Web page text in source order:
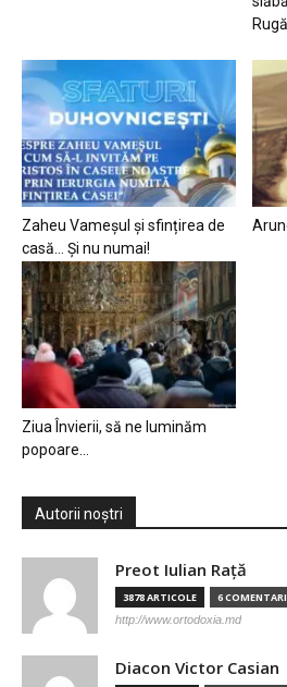
Zaheu Vameșul și sfințirea de
casă… Și nu numai!
Ziua Învierii, să ne luminăm
popoare…
Autorii noștri
Preot Iulian Raţă
3878 ARTICOLE 6
http://www.ortodoxia.md
Diacon Victor Casian